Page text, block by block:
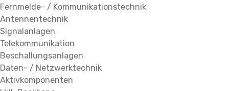
Fernmelde- / Kommunikationstechnik
Antennentechnik
Signalanlagen
Telekommunikation
Beschallungsanlagen
Daten- / Netzwerktechnik
Aktivkomponenten